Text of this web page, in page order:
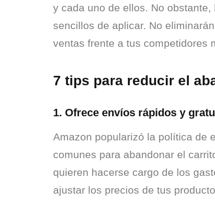
y cada uno de ellos. No
sencillos de aplicar. No
ventas frente a tus competidores
7 tips para reducir el
1. Ofrece envíos rápidos y
Amazon popularizó la política de
comunes para abandonar el
quieren hacerse cargo de los
ajustar los precios de tus